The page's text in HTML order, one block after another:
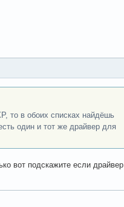
то в обоих списках найдёшь
один и тот же драйвер для
вот подскажите если драйвер